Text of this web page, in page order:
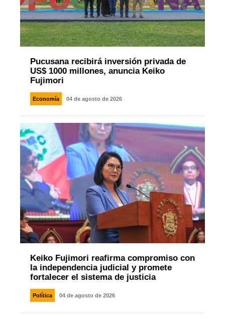
Pucusana recibirá inversión privada de
US$ 1000 millones, anuncia Keiko
Fujimori
Economía 04 de agosto de 2026
Keiko Fujimori reafirma compromiso con
la independencia judicial y promete
fortalecer el sistema de justicia
Política 04 de agosto de 2026